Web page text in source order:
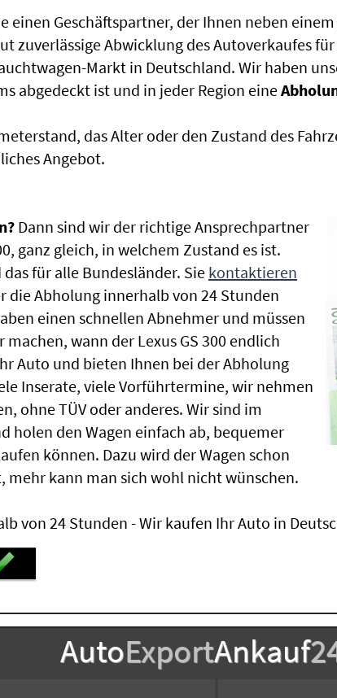
einen Geschäftspartner, der Ihnen neben
zuverlässige Abwicklung des Autoverkaufes
Markt in Deutschland. Wir haben
abgedeckt ist und in jeder Region eine
das Alter oder den Zustand des
Angebot.
Dann sind wir der richtige Ansprechpartner
ganz gleich, in welchem Zustand es ist.
für alle Bundesländer. Sie kontaktieren
die Abholung innerhalb von 24 Stunden
einen schnellen Abnehmer und müssen
wann der Lexus GS 300 endlich
Auto und bieten Ihnen bei der Abholung
Inserate, viele Vorführtermine, wir nehmen
ohne TÜV oder anderes. Wir sind im
holen den Wagen einfach ab, bequemer
können. Dazu wird der Wagen schon
mehr kann man sich wohl nicht wünschen.
von 24 Stunden - Wir kaufen Ihr Auto in
AutoExportAnkauf